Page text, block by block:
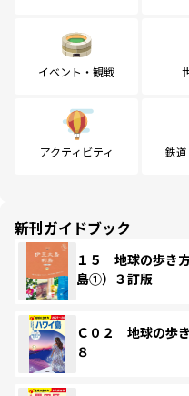
イベント・観戦
アクティビティ 鉄
新刊ガイドブック
１５ 地球の歩き
島①）３訂版
Ｃ０２ 地球の歩
８